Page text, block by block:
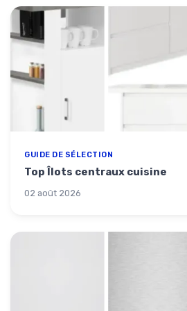
GUIDE DE SÉLECTION
Top Îlots centraux cuisine
02 août 2026